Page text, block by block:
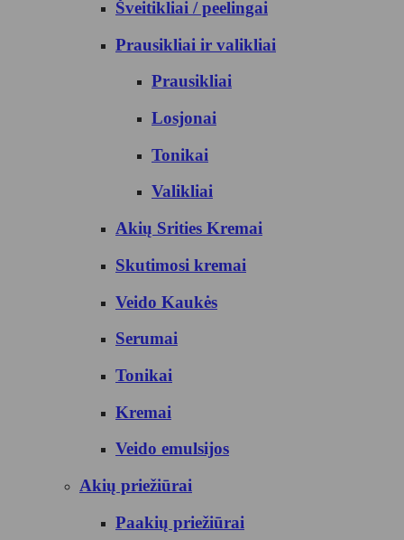
Šveitikliai / peelingai
Prausikliai ir valikliai
Prausikliai
Losjonai
Tonikai
Valikliai
Akių Srities Kremai
Skutimosi kremai
Veido Kaukės
Serumai
Tonikai
Kremai
Veido emulsijos
Akių priežiūrai
Paakių priežiūrai